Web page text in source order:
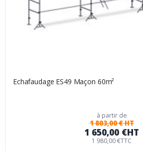
Echafaudage ES49 Maçon 60m²
à partir de
1 803,00 € HT
1 650,00 €HT
1 980,00 €TTC